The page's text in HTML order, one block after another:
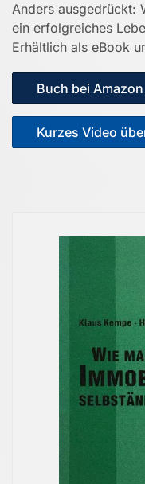
Anders ausgedrückt:
ein erfolgreiches
Erhältlich als eBook
Buch bei
Kurzes Video